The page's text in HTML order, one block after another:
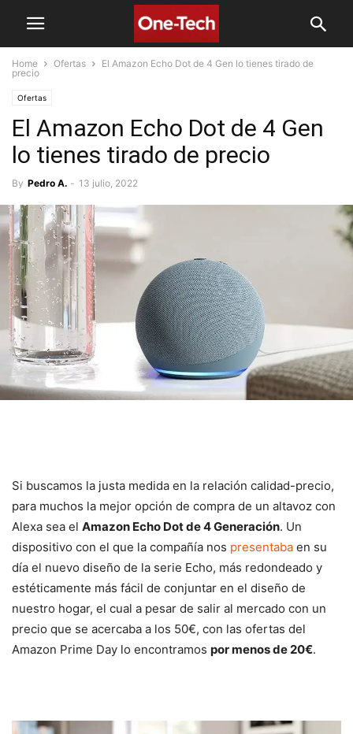
Home Ofertas
El Amazon Echo Dot de 4 Gen lo tienes tirado de
precio
Ofertas
El Amazon Echo Dot de 4 Gen
lo tienes tirado de precio
By Pedro A. - 13 julio, 2022
Si buscamos la justa medida en la relación calidad-precio,
para muchos la mejor opción de compra de un altavoz con
Alexa sea el Amazon Echo Dot de 4 Generación. Un
dispositivo con el que la compañía nos presentaba en su
día el nuevo diseño de la serie Echo, más redondeado y
estéticamente más fácil de conjuntar en el diseño de
nuestro hogar, el cual a pesar de salir al mercado con un
precio que se acercaba a los 50€, con las ofertas del
Amazon Prime Day lo encontramos por menos de 20€.